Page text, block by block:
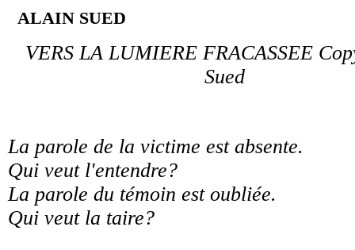
ALAIN SUED
VERS LA LUMIERE FRACASSEE
Sued
La parole de la victime est absente.
Qui veut l'entendre?
La parole du témoin est oubliée.
Qui veut la taire?